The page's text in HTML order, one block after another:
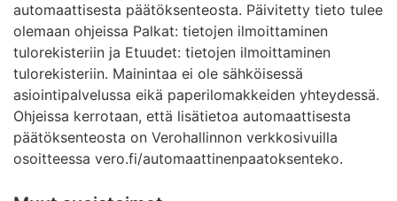
automaattisesta päätöksenteosta. Päivitetty tieto tulee
olemaan ohjeissa Palkat: tietojen ilmoittaminen
tulorekisteriin ja Etuudet: tietojen ilmoittaminen
tulorekisteriin. Mainintaa ei ole sähköisessä
asiointipalvelussa eikä paperilomakkeiden yhteydessä.
Ohjeissa kerrotaan, että lisätietoa automaattisesta
päätöksenteosta on Verohallinnon verkkosivuilla
osoitteessa vero.fi/automaattinenpaatoksenteko.